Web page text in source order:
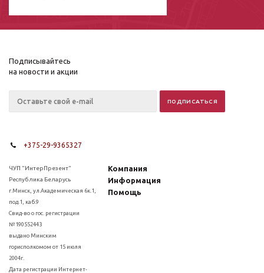
Подписывайтесь
на новости и акции
+375-29-9365327
ЧУП "ИнтерПрезент"
Республика Беларусь
г.Минск, ул.Академическая 6к.1,
под.1, каб.9
Свид-во о гос. регистрации
№190552443
выдано Минским
горисполкомом от 15 июля
2004г.
Дата регистрации Интернет-
Компания
Информация
Помощь